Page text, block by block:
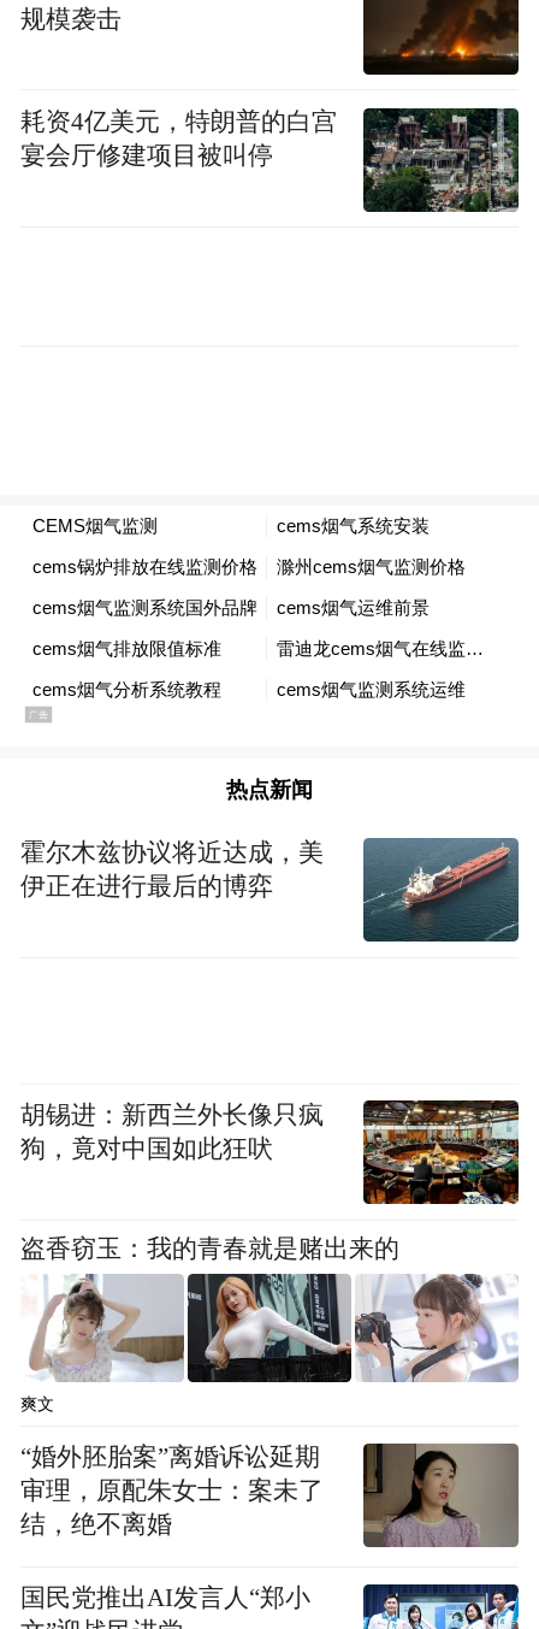
规模袭击
耗资4亿美元，特朗普的白宫
宴会厅修建项目被叫停
热点新闻
霍尔木兹协议将近达成，美
伊正在进行最后的博弈
胡锡进：新西兰外长像只疯
狗，竟对中国如此狂吠
盗香窃玉：我的青春就是赌出来的
爽文
“婚外胚胎案”离婚诉讼延期
审理，原配朱女士：案未了
结，绝不离婚
国民党推出AI发言人“郑小